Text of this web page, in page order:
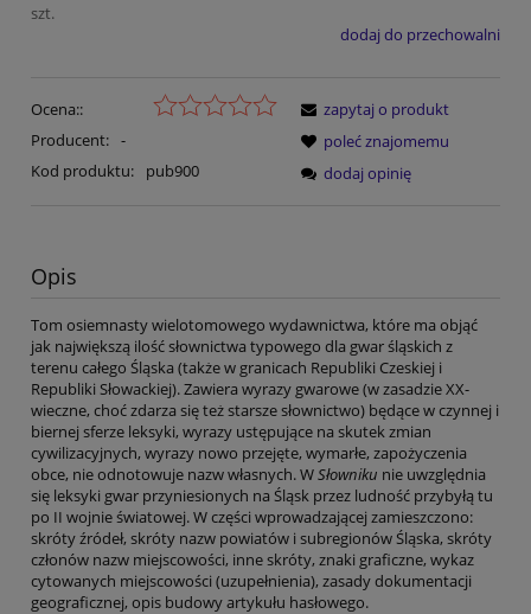
szt.
dodaj do przechowalni
Ocena::
Producent: -
Kod produktu:
pub900
zapytaj o produkt
poleć znajomemu
dodaj opinię
Opis
Tom osiemnasty wielotomowego wydawnictwa, które ma objąć
jak największą ilość słownictwa typowego dla gwar śląskich z
terenu całego Śląska (także w granicach Republiki Czeskiej i
Republiki Słowackiej). Zawiera wyrazy gwarowe (w zasadzie XX-
wieczne, choć zdarza się też starsze słownictwo) będące w czynnej i
biernej sferze leksyki, wyrazy ustępujące na skutek zmian
cywilizacyjnych, wyrazy nowo przejęte, wymarłe, zapożyczenia
obce, nie odnotowuje nazw własnych. WSłowniku nie uwzględnia
się leksyki gwar przyniesionych na Śląsk przez ludność przybyłą tu
po II wojnie światowej. W części wprowadzającej zamieszczono:
skróty źródeł, skróty nazw powiatów i subregionów Śląska, skróty
członów nazw miejscowości, inne skróty, znaki graficzne, wykaz
cytowanych miejscowości (uzupełnienia), zasady dokumentacji
geograficznej, opis budowy artykułu hasłowego.